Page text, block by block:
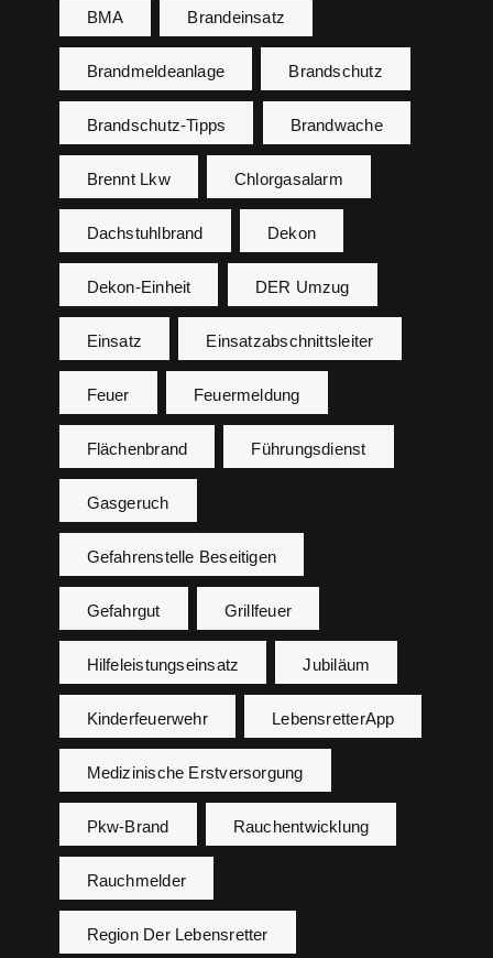
BMA Brandeinsatz
Brandmeldeanlage Brandschutz
Brandschutz-Tipps Brandwache
Brennt Lkw Chlorgasalarm
Dachstuhlbrand Dekon
Dekon-Einheit DER Umzug
Einsatz Einsatzabschnittsleiter
Feuer Feuermeldung
Flächenbrand Führungsdienst
Gasgeruch
Gefahrenstelle Beseitigen
Gefahrgut Grillfeuer
Hilfeleistungseinsatz Jubiläum
Kinderfeuerwehr LebensretterApp
Medizinische Erstversorgung
Pkw-Brand Rauchentwicklung
Rauchmelder
Region Der Lebensretter